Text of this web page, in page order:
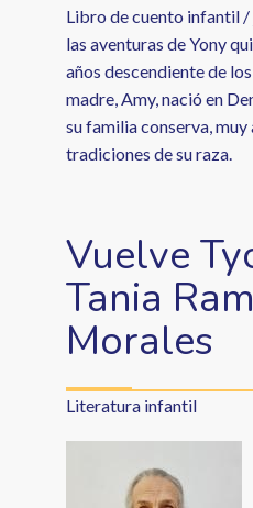
Libro de cuento infantil
las aventuras de Yony
años descendiente de
madre, Amy, nació en
su familia conserva, muy
tradiciones de su raza.
Vuelve
Tania
Morales
Literatura infantil